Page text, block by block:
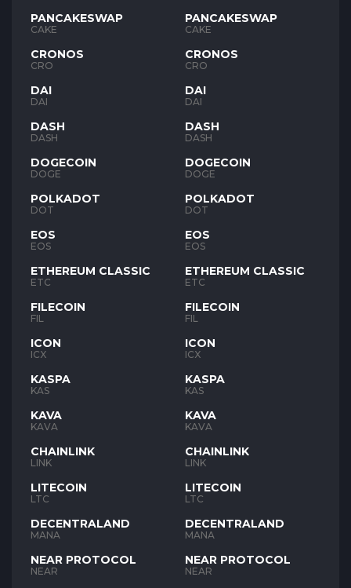
PANCAKESWAP
CAKE
CRONOS
CRO
DAI
DAI
DASH
DASH
DOGECOIN
DOGE
POLKADOT
DOT
EOS
EOS
ETHEREUM CLASSIC
ETC
FILECOIN
FIL
ICON
ICX
KASPA
KAS
KAVA
KAVA
CHAINLINK
LINK
LITECOIN
LTC
DECENTRALAND
MANA
NEAR PROTOCOL
NEAR
PANCAKESWAP
CAKE
CRONOS
CRO
DAI
DAI
DASH
DASH
DOGECOIN
DOGE
POLKADOT
DOT
EOS
EOS
ETHEREUM CLASSIC
ETC
FILECOIN
FIL
ICON
ICX
KASPA
KAS
KAVA
KAVA
CHAINLINK
LINK
LITECOIN
LTC
DECENTRALAND
MANA
NEAR PROTOCOL
NEAR